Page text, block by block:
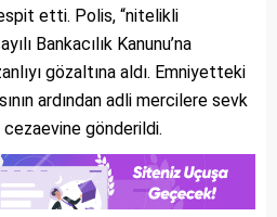
etti. Polis, “nitelikli
Bankacılık Kanunu’na
gözaltına aldı. Emniyetteki
ardından adli mercilere sevk
gönderildi.